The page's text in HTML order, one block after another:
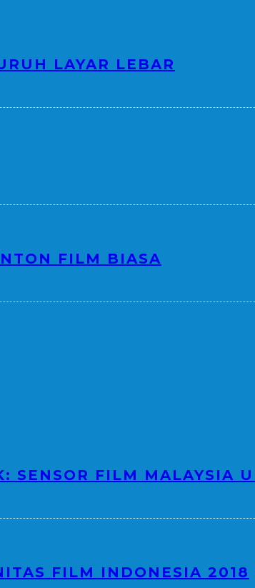
LAYAR LEBAR
FILM BIASA
SENSOR FILM MALAYSIA
FILM INDONESIA 2018